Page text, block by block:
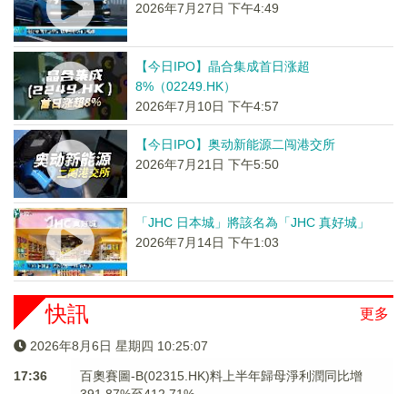
2026年7月27日 下午4:49
【今日IPO】晶合集成首日涨超
8%（02249.HK）
2026年7月10日 下午4:57
【今日IPO】奥动新能源二闯港交所
2026年7月21日 下午5:50
「JHC 日本城」將該名為「JHC 真好城」
2026年7月14日 下午1:03
更多
快訊
2026年8月6日 星期四 10:25:07
17:36
百奧賽圖-B(02315.HK)料上半年歸母淨利潤同比增